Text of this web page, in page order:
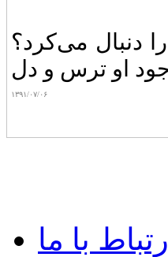
دنبال‌ می‌کرد؟
۱۳۹۱/۰۷/۰۶
ارتباط با ما